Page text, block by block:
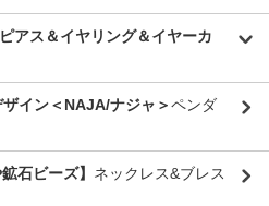
アス＆イヤリング＆イヤーカ
イン＜NAJA/ナジャ＞ペンダ
石ビーズ】 ネックレス&ブレス